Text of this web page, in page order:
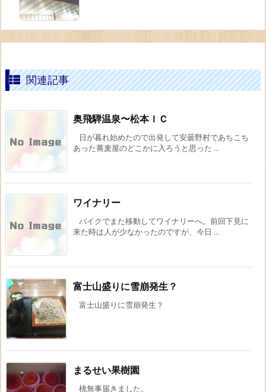
関連記事
奥飛騨温泉〜松本ＩＣ
日が暮れ始めたので出発して安曇野村であちこち
あった蕎麦屋のどこかに入ろうと思った ...
ワイナリー
バイクでまた移動してワイナリーへ。前回下見に
来た時は人が少なかったのですが、今日 ...
富士山盛りに雪崩発生？
富士山盛りに雪崩発生？
まるせい果樹園
桃無事届きました。